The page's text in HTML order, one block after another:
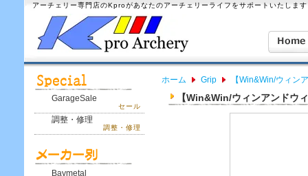
アーチェリー専門店のKproがあなたのアーチェリーライフをサポートいたしま
GarageSale
セール
調整・修理
調整・修理
Baymetal
ホーム Grip 【Win&Win/ウィン
【Win&Win/ウィンアンドウ